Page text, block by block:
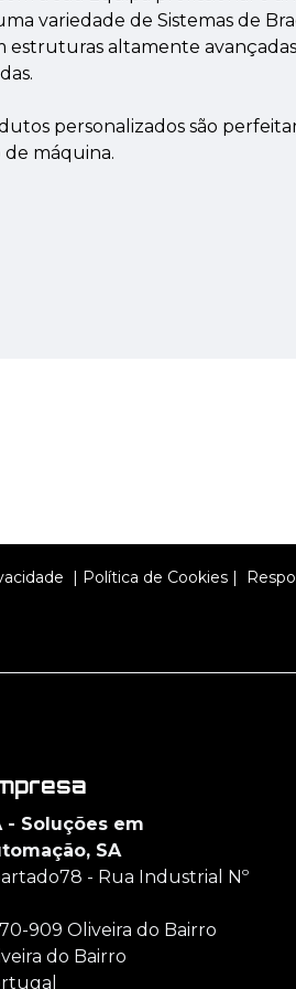
variedade de Sistemas de
estruturas altamente
personalizados são
máquina.
| Política de Cookies |
- Soluções em
SA
- Rua Industrial Nº
909 Oliveira do Bairro
do Bairro